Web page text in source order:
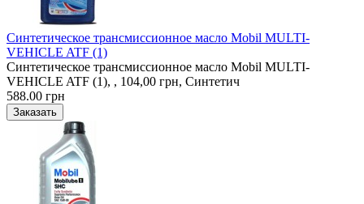
Синтетическое трансмиссионное масло Mobil MULTI-
VEHICLE ATF (1)
Синтетическое трансмиссионное масло Mobil MULTI-
VEHICLE ATF (1), , 104,00 грн, Синтетич
588.00 грн